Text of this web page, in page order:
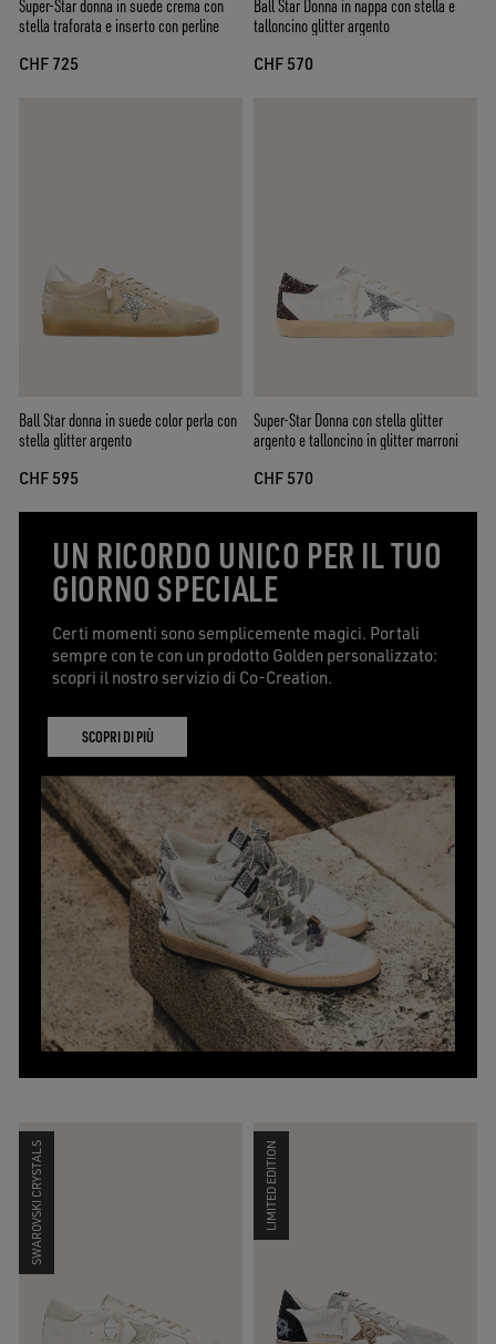
Super-Star donna in suede crema con
stella traforata e inserto con perline
CHF 725
Ball Star Donna in nappa con stella e
talloncino glitter argento
CHF 570
Ball Star donna in suede color perla con
stella glitter argento
CHF 595
Super-Star Donna con stella glitter
argento e talloncino in glitter marroni
CHF 570
UN RICORDO UNICO PER IL TUO
GIORNO SPECIALE
Certi momenti sono semplicemente magici. Portali
sempre con te con un prodotto Golden personalizzato:
scopri il nostro servizio di Co-Creation.
SCOPRI DI PIÙ
SWAROVSKI CRYSTALS LIMITED EDITION